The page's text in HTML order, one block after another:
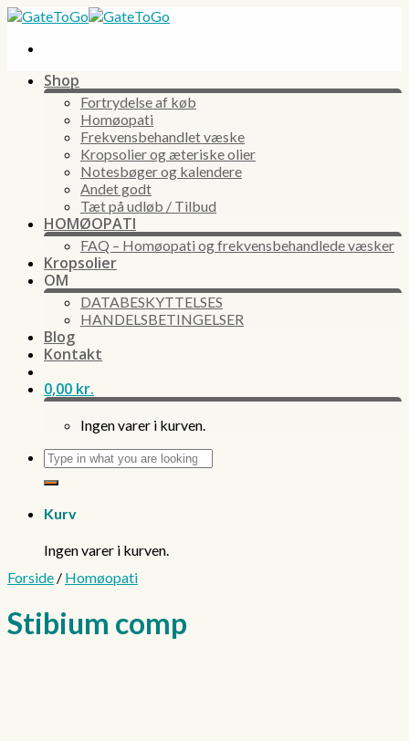
Skip
content
Shop
Fortrydelse af køb
Homøopati
Frekvensbehandlet væske
Kropsolier og æteriske olier
Notesbøger og kalendere
Andet godt
Tæt på udløb / Tilbud
HOMØOPATI
FAQ – Homøopati og frekvensbehandlede væsker
Kropsolier
OM
DATABESKYTTELSES
HANDELSBETINGELSER
Blog
Kontakt
0,00 kr.
Ingen varer i kurven.
Søg
efter:
Kurv
Ingen varer i kurven.
Forside / Homøopati
Stibium comp